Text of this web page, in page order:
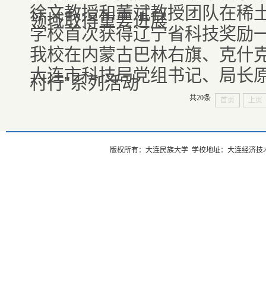
领域取得重要进展
徐文教授和董斌教授团队在稀
学校首次获得辽宁省科技奖励
我校在内蒙古巴林右旗、克什
村行”系列活动
大连市科技局党组书记、局长
共20条 首页 上页
版权所有：大连民族大学 学校地址：大连经济